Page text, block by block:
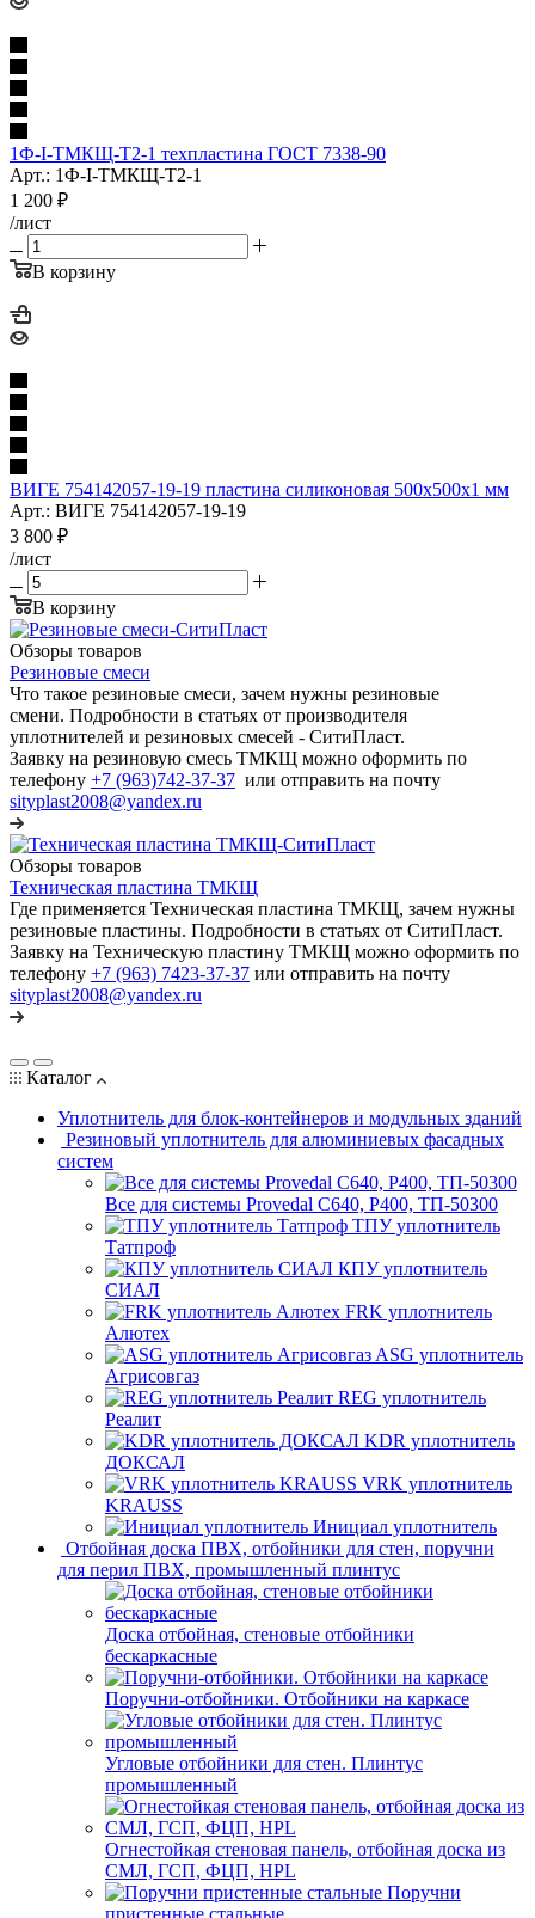
1Ф-I-ТМКЩ-Т2-1 техпластина ГОСТ 7338-90
Арт.: 1Ф-I-ТМКЩ-Т2-1
1 200 ₽
/лист
В корзину
ВИГЕ 754142057-19-19 пластина силиконовая 500х500х1 мм
Арт.: ВИГЕ 754142057-19-19
3 800 ₽
/лист
В корзину
Обзоры товаров
Резиновые смеси
Что такое резиновые смеси, зачем нужны резиновые
смени. Подробности в статьях от производителя
уплотнителей и резиновых смесей - СитиПласт.
Заявку на резиновую смесь ТМКЩ можно оформить по
телефону +7 (963)742-37-37 или отправить на почту
sityplast2008@yandex.ru
Обзоры товаров
Техническая пластина ТМКЩ
Где применяется Техническая пластина ТМКЩ, зачем нужны
резиновые пластины. Подробности в статьях от СитиПласт.
Заявку на Техническую пластину ТМКЩ можно оформить по
телефону +7 (963) 7423-37-37 или отправить на почту
sityplast2008@yandex.ru
Каталог
Уплотнитель для блок-контейнеров и модульных зданий
Резиновый уплотнитель для алюминиевых фасадных
систем
Все для системы Provedal С640, Р400, ТП-50300
ТПУ уплотнитель
Татпроф
КПУ уплотнитель
СИАЛ
FRK уплотнитель
Алютех
ASG уплотнитель
Агрисовгаз
REG уплотнитель
Реалит
KDR уплотнитель
ДОКСАЛ
VRK уплотнитель
KRAUSS
Инициал уплотнитель
Отбойная доска ПВХ, отбойники для стен, поручни
для перил ПВХ, промышленный плинтус
Доска отбойная, стеновые отбойники
бескаркасные
Поручни-отбойники. Отбойники на каркасе
Угловые отбойники для стен. Плинтус
промышленный
Огнестойкая стеновая панель, отбойная доска из
СМЛ, ГСП, ФЦП, HPL
Поручни
пристенные стальные